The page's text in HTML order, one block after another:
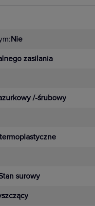
Nie
zasilania
/-śrubowy
surowy